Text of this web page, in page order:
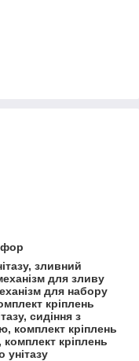
зливний
для зливу
для набору
кріплень
сидіння з
комплект кріплень
кріплень
унітазу